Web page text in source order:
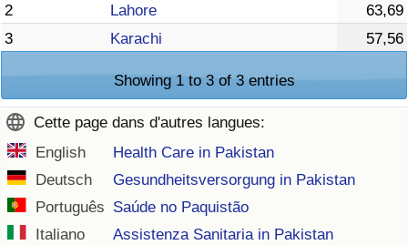
2
Lahore
63,69
3
Karachi 57,56
Showing 1 to 3 of 3 entries
Cette page dans d'autres langues:
English
Health Care in Pakistan
Deutsch
Gesundheitsversorgung in Pakistan
Português Saúde no Paquistão
Italiano
Assistenza Sanitaria in Pakistan